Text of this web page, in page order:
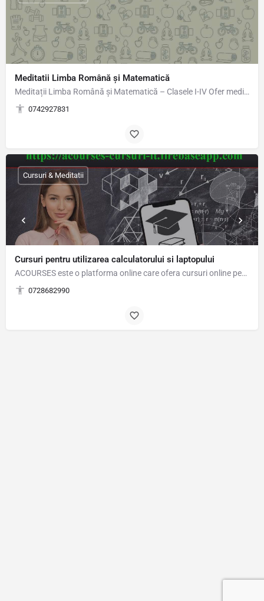
Meditatii Limba Română și Matematică
Meditații Limba Română și Matematică – Clasele I-IV Ofer meditații individuale sau în grup restrâns, la…
0742927831
Cursuri pentru utilizarea calculatorului si laptopului
ACOURSES este o platforma online care ofera cursuri online pentru utilizarea calculatorului si…
0728682990
Cursuri & Meditatii